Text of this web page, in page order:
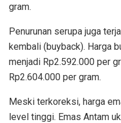
gram.
Penurunan serupa juga
kembali (buyback). Harga
menjadi Rp2.592.000 per
Rp2.604.000 per gram.
Meski terkoreksi, harga
level tinggi. Emas Antam